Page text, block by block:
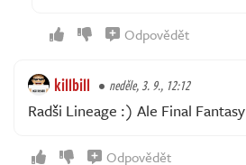
Odpovědět
killbill neděle, 3. 9., 12:12
Radši Lineage :) Ale Final
Odpovědět